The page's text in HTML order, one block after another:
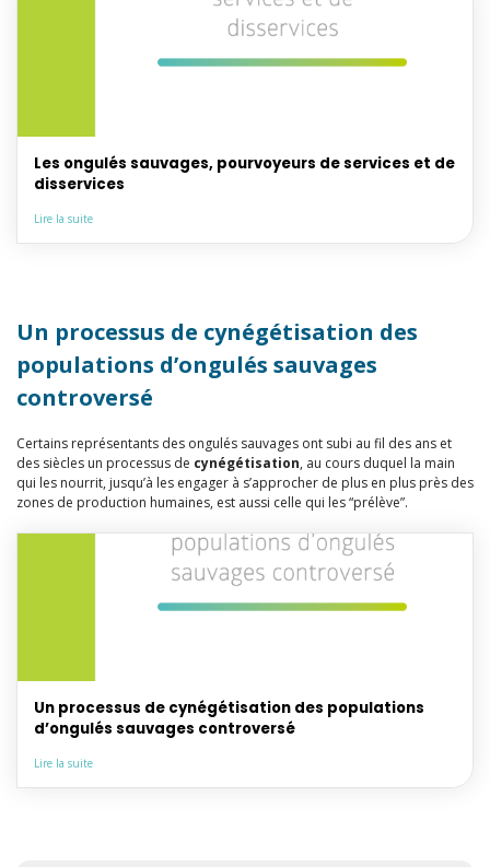
Les ongulés sauvages, pourvoyeurs de services et de
disservices
Lire la suite
Un processus de cynégétisation des
populations d’ongulés sauvages
controversé
Certains représentants des ongulés sauvages ont subi au fil des ans et
des siècles un processus de cynégétisation, au cours duquel la main
qui les nourrit, jusqu’à les engager à s’approcher de plus en plus près des
zones de production humaines, est aussi celle qui les “prélève”.
Un processus de cynégétisation des populations
d’ongulés sauvages controversé
Lire la suite